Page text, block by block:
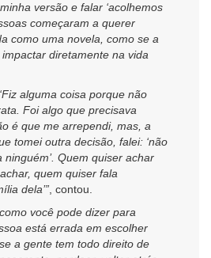
versão e falar ‘acolhemos
começaram a querer
como uma novela, como se a
diretamente na vida
alguma coisa porque não
Foi algo que precisava
é que me arrependi, mas, a
tomei outra decisão, falei: ‘não
Quem quiser achar
quem quiser fala
dela’” , contou.
você pode dizer para
está errada em escolher
a gente tem todo direito de